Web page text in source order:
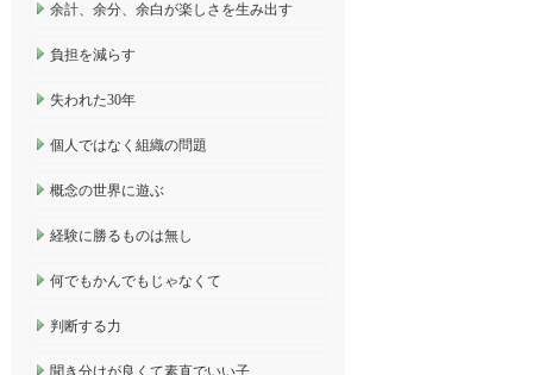
余計、余分、余白が楽しさを生み出す
負担を減らす
失われた30年
個人ではなく組織の問題
概念の世界に遊ぶ
経験に勝るものは無し
何でもかんでもじゃなくて
判断する力
聞き分けが良くて素直でいい子